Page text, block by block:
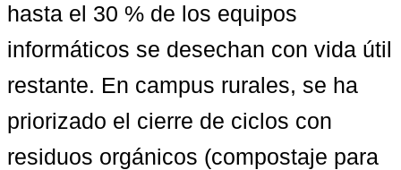
hasta el 30 % de los equipos
informáticos se desechan con vida útil
restante. En campus rurales, se ha
priorizado el cierre de ciclos con
residuos orgánicos (compostaje para